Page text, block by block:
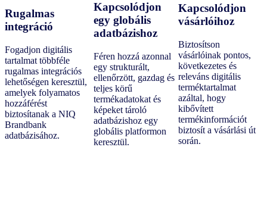
Rugalmas
integráció
Fogadjon digitális
tartalmat többféle
rugalmas integrációs
lehetőségen keresztül,
amelyek folyamatos
hozzáférést
biztosítanak a NIQ
Brandbank
adatbázisához.
Kapcsolódjon
egy globális
adatbázishoz
Féren hozzá azonnal
egy strukturált,
ellenőrzött, gazdag és
teljes körű
termékadatokat és
képeket tároló
adatbázishoz egy
globális platformon
keresztül.
Kapcsolódjon
vásárlóihoz
Biztosítson
vásárlóinak pontos,
következetes és
releváns digitális
terméktartalmat
azáltal, hogy
kibővített
termékinformációt
biztosít a vásárlási út
során.